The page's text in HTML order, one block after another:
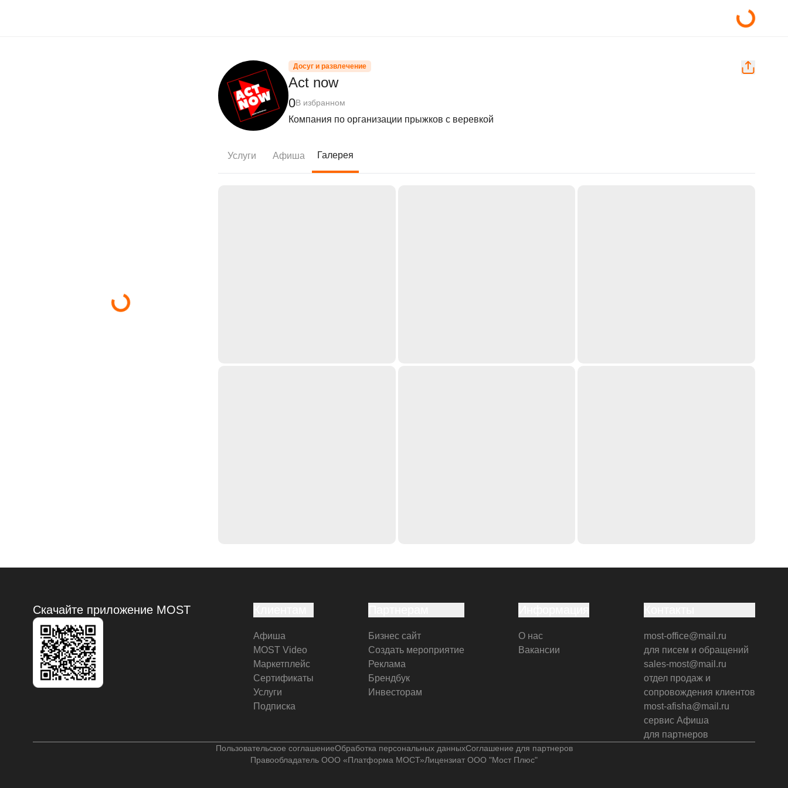
Досуг и развлечение
Act now
0В избранном
Компания по организации прыжков с веревкой
Услуги Афиша Галерея
Скачайте приложение MOST
Афиша
MOST Video
Маркетплейс
Сертификаты
Услуги
Подписка
Бизнес сайт
Создать мероприятие
Реклама
Брендбук
Инвесторам
О нас
Вакансии
most-office@mail.ru
для писем и обращений
sales-most@mail.ru
отдел продаж и
сопровождения клиентов
most-afisha@mail.ru
сервис Афиша
для партнеров
Пользовательское соглашениеОбработка персональных данныхСоглашение для партнеров
Правообладатель ООО «Платформа МОСТ»Лицензиат ООО "Мост Плюс"